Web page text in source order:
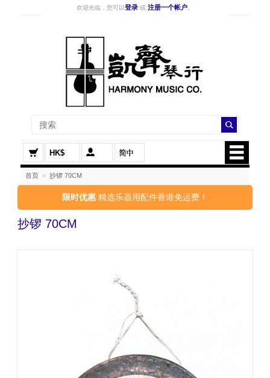
欢迎光临，您可以登录 或 注册一个帐户
HK$
首页 » 抄锣 70CM
限时优惠 精选乐器用配件香港免运费！
抄锣 70CM